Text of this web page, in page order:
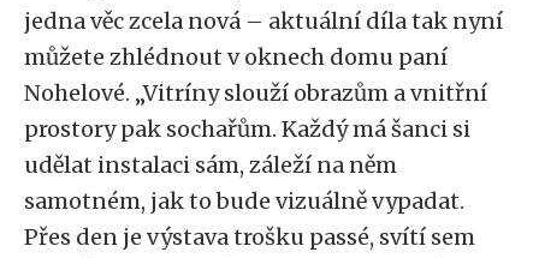
jedna věc zcela nová – aktuální díla tak nyní
můžete zhlédnout v oknech domu paní
Nohelové. „Vitríny slouží obrazům a vnitřní
prostory pak sochařům. Každý má šanci si
udělat instalaci sám, záleží na něm
samotném, jak to bude vizuálně vypadat.
Přes den je výstava trošku passé, svítí sem